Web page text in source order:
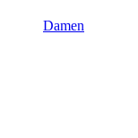
Damen